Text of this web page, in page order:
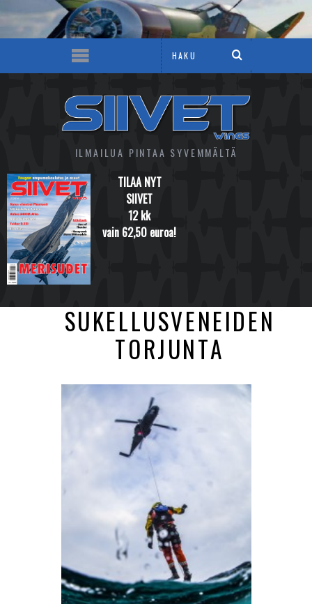
ILMAILUA PINTAA SYVEMMÄLTÄ
TILAA NYT
SIIVET
12 kk
vain 62,50 euroa!
SUKELLUSVENEIDEN
TORJUNTA